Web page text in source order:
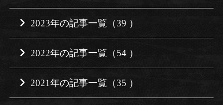
2023年の記事一覧（39 ）
2022年の記事一覧（54 ）
2021年の記事一覧（35 ）